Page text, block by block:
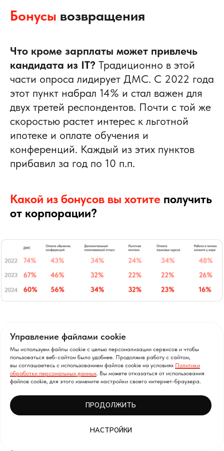
Управление файлами cookie
Мы используем файлы cookie с целью персонализации сервисов и чтобы
пользоваться веб-сайтом было удобнее. Продолжив работу с сайтом,
вы соглашаетесь с использованием файлов cookie на условиях Политики
обработки персональных данных. Вы можете отказаться от использования
файлов cookie, для этого измените настройки своего интернет-браузера.
ПРОДОЛЖИТЬ
НАСТРОЙКИ
Бонусы возвращения
Что кроме зарплаты может привлечь
кандидата из IT? Традиционно в этой
части опроса лидирует ДМС. С 2022 года
этот пункт набрал 14% и стал важен для
двух третей респондентов. Почти с той же
скоростью растет интерес к льготной
ипотеке и оплате обучения и
конференций. Каждый из этих пунктов
прибавил за год по 10 п.п.
Какой из бонусов вы хотите получить
от корпорации?
Специальных мер по «обратной
релокации» не потребовалась, как и
предсказывалглава Минцифры Максут
Шадаев.Запрос на работу у моря упал с
этого говорят и другие цифры.
границы была важна трети респондентов